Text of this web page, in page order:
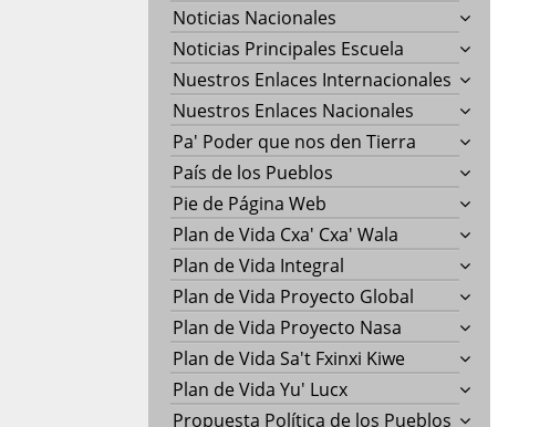
Noticias Nacionales
Noticias Principales Escuela
Nuestros Enlaces Internacionales
Nuestros Enlaces Nacionales
Pa' Poder que nos den Tierra
País de los Pueblos
Pie de Página Web
Plan de Vida Cxa' Cxa' Wala
Plan de Vida Integral
Plan de Vida Proyecto Global
Plan de Vida Proyecto Nasa
Plan de Vida Sa't Fxinxi Kiwe
Plan de Vida Yu' Lucx
Propuesta Política de los Pueblos